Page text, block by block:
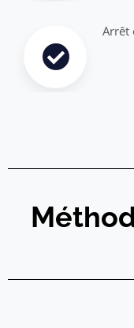
Arrêt